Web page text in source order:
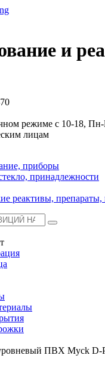
и
режиме с 10-18,
лицам
приборы
принадлежности
реактивы, препараты,
ПВХ Myck D-